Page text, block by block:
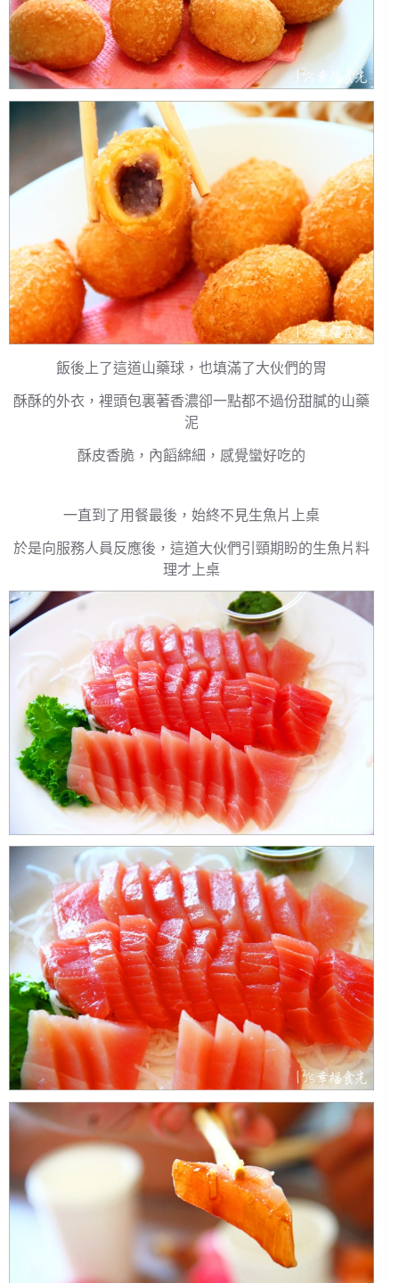
飯後上了這道山藥球，也填滿了大伙們的胃
酥酥的外衣，裡頭包裏著香濃卻一點都不過份甜膩的山藥
泥
酥皮香脆，內饀綿細，感覺蠻好吃的
一直到了用餐最後，始終不見生魚片上桌
於是向服務人員反應後，這道大伙們引頸期盼的生魚片料
理才上桌